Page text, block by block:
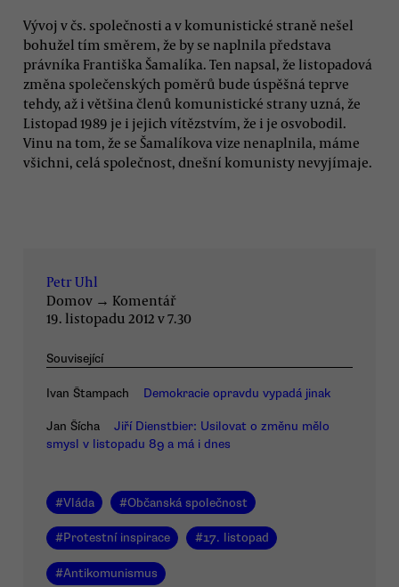
Vývoj v čs. společnosti a v komunistické straně nešel
bohužel tím směrem, že by se naplnila představa
právníka Františka Šamalíka. Ten napsal, že listopadová
změna společenských poměrů bude úspěšná teprve
tehdy, až i většina členů komunistické strany uzná, že
Listopad 1989 je i jejich vítězstvím, že i je osvobodil.
Vinu na tom, že se Šamalíkova vize nenaplnila, máme
všichni, celá společnost, dnešní komunisty nevyjímaje.
Petr Uhl
Domov → Komentář
19. listopadu 2012 v 7.30
Související
Ivan Štampach Demokracie opravdu vypadá jinak
Jan Šícha
Jiří Dienstbier: Usilovat o změnu mělo
smysl v listopadu 89 a má i dnes
#Vláda #Občanská společnost
#Protestní inspirace #17. listopad
#Antikomunismus